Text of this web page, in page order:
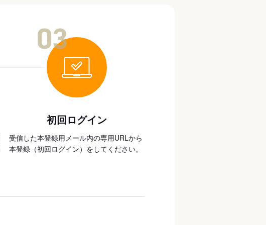
初回ログイン
受信した本登録用メール内の専用URLから
本登録（初回ログイン）をしてください。